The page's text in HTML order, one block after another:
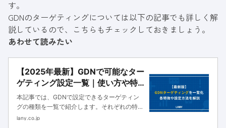
す。
GDNのターゲティングについては以下の記事でも詳しく解
説しているので、こちらもチェックしておきましょう。
あわせて読みたい
【2025年最新】GDNで可能なター
ゲティング設定一覧｜使い方や特
徴を解説
本記事では、GDNで設定できるターゲティン
グの種類を一覧で紹介します。それぞれの特徴
や使い方、設定方法、効果的に配信する方法も
lany.co.jp